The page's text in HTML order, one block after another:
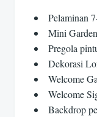
Pelaminan
Mini Garden
Pregola
Dekorasi
Welcome
Welcome
Backdrop